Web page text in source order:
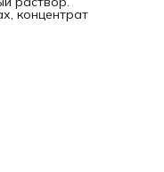
концентрат